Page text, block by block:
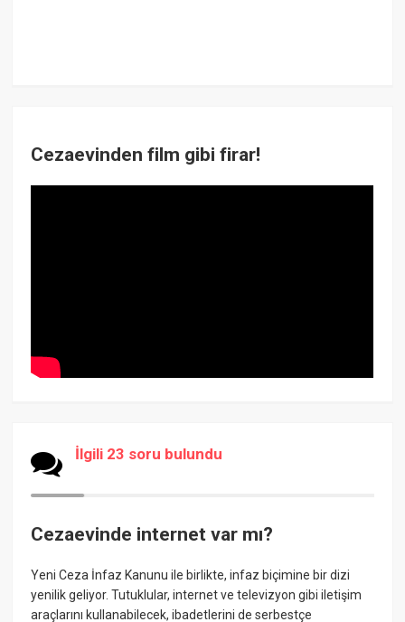
Cezaevinden film gibi firar!
İlgili 23 soru bulundu
Cezaevinde internet var mı?
Yeni Ceza İnfaz Kanunu ile birlikte, infaz biçimine bir dizi
yenilik geliyor. Tutuklular, internet ve televizyon gibi iletişim
araçlarını kullanabilecek, ibadetlerini de serbestçe